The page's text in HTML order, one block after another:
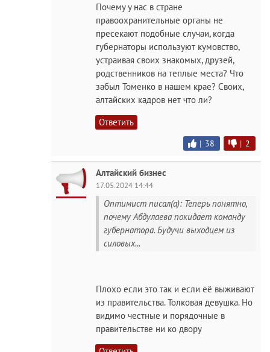
Почему у нас в стране
правоохранительные органы не
пресекают подобные случаи, когда
губернаторы используют кумовство,
устраивая своих знакомых, друзей,
родственников на теплые места? Что
забыл Томенко в нашем крае? Своих,
алтайских кадров нет что ли?
Ответить
| 38 | 2
Алтайский бизнес
17.05.2024 14:44
Оптимист писал(а): Теперь понятно,
почему Абдулаева покидает команду
губернатора. Будучи выходцем из
силовых...
Плохо если это так и если её выживают
из правительства. Толковая девушка. Но
видимо честные и порядочные в
правительстве ни ко двору